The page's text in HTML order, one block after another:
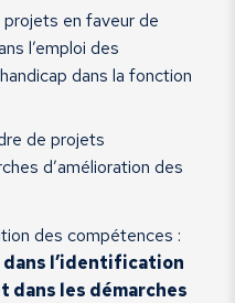
en faveur de
l’emploi des
dans la fonction
de projets
d’amélioration des
des compétences :
dans l’identification
les démarches